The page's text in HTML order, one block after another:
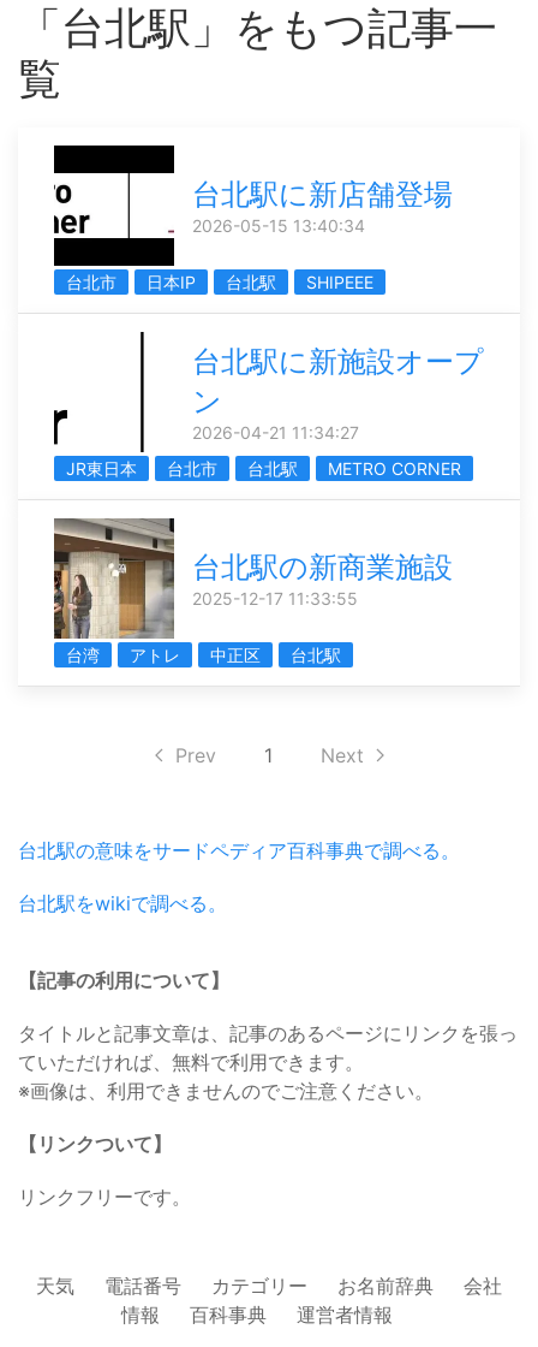
「台北駅」をもつ記事一
覧
台北駅に新店舗登場
2026-05-15 13:40:34
台北市 日本IP 台北駅 SHIPEEE
台北駅に新施設オープ
ン
2026-04-21 11:34:27
JR東日本
台北市 台北駅 METRO CORNER
台北駅の新商業施設
2025-12-17 11:33:55
台湾 アトレ 中正区 台北駅
Prev 1 Next
台北駅の意味をサードペディア百科事典で調べる。
台北駅をwikiで調べる。
【記事の利用について】
タイトルと記事文章は、記事のあるページにリンクを張っ
ていただければ、無料で利用できます。
※画像は、利用できませんのでご注意ください。
【リンクついて】
リンクフリーです。
天気 電話番号 カテゴリー お名前辞典
会社
情報
百科事典 運営者情報